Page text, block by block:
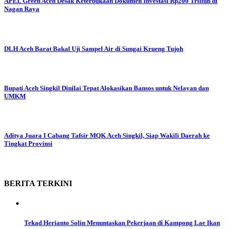
Nagan Raya
DLH Aceh Barat Bakal Uji Sampel Air di Sungai Krueng Tujoh
Bupati Aceh Singkil Dinilai Tepat Alokasikan Bansos untuk Nelayan dan
UMKM
Aditya Juara I Cabang Tafsir MQK Aceh Singkil, Siap Wakili Daerah ke
Tingkat Provinsi
BERITA TERKINI
Tekad Herianto Solin Menuntaskan Pekerjaan di Kampong Lae Ikan